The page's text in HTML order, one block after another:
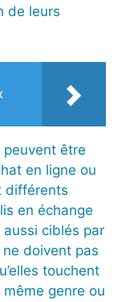
de leurs
peuvent être
en ligne ou
différents
en échange
aussi ciblés par
doivent pas
touchent
genre ou